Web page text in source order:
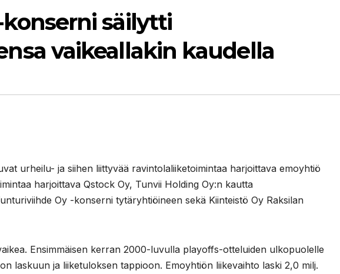
säilytti
vaikeallakin kaudella
urheilu- ja siihen liittyvää ravintolaliiketoimintaa harjoittava emoyhtiö
harjoittava Qstock Oy, Tunvii Holding Oy:n kautta
Oy -konserni tytäryhtiöineen sekä Kiinteistö Oy Raksilan
Ensimmäisen kerran 2000-luvulla playoffs-otteluiden ulkopuolelle
laskuun ja liiketuloksen tappioon. Emoyhtiön liikevaihto laski 2,0 milj.